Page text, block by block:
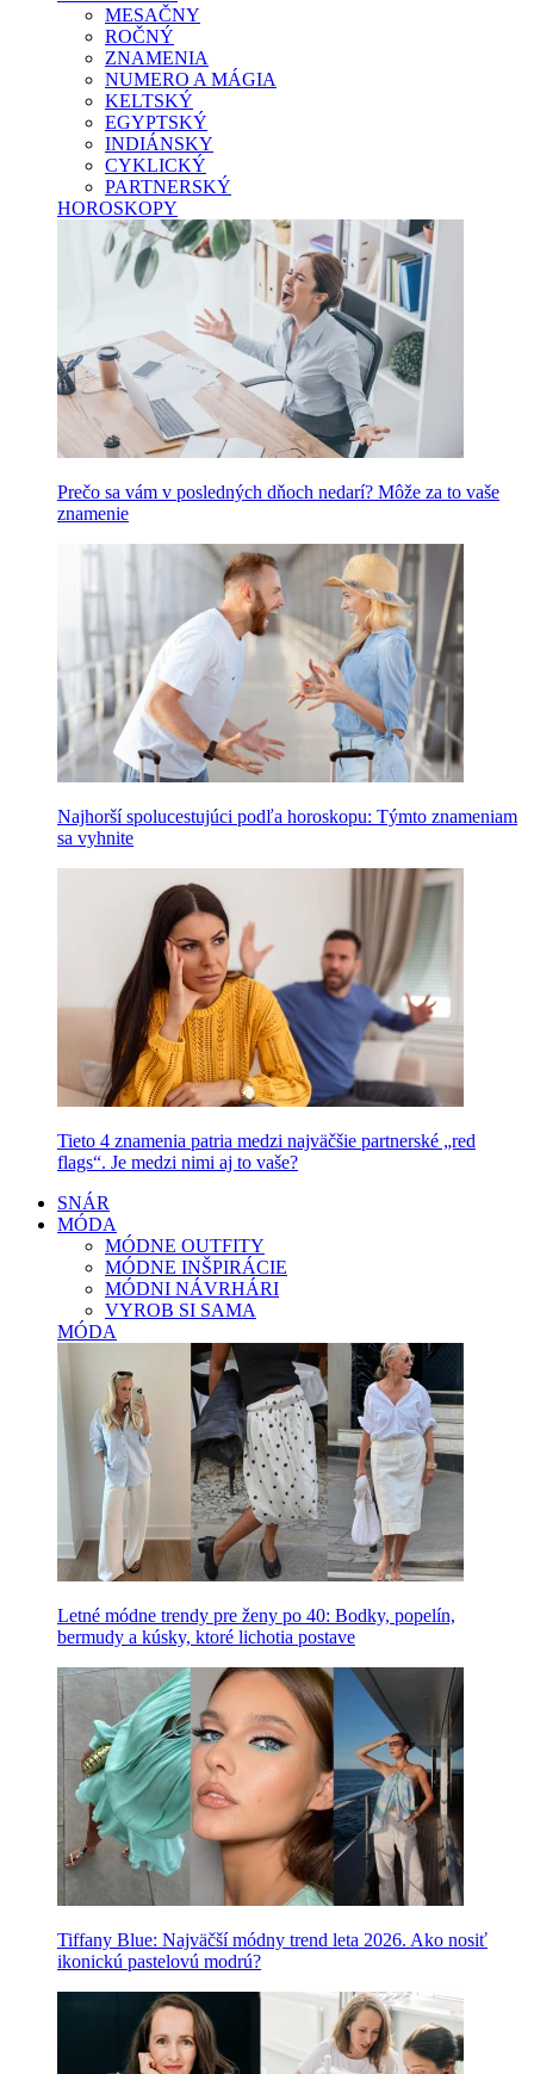
MESAČNY
ROČNÝ
ZNAMENIA
NUMERO A MÁGIA
KELTSKÝ
EGYPTSKÝ
INDIÁNSKY
CYKLICKÝ
PARTNERSKÝ
HOROSKOPY
Prečo sa vám v posledných dňoch nedarí? Môže za to vaše
znamenie
Najhorší spolucestujúci podľa horoskopu: Týmto znameniam
sa vyhnite
Tieto 4 znamenia patria medzi najväčšie partnerské „red
flags“. Je medzi nimi aj to vaše?
SNÁR
MÓDA
MÓDNE OUTFITY
MÓDNE INŠPIRÁCIE
MÓDNI NÁVRHÁRI
VYROB SI SAMA
MÓDA
Letné módne trendy pre ženy po 40: Bodky, popelín,
bermudy a kúsky, ktoré lichotia postave
Tiffany Blue: Najväčší módny trend leta 2026. Ako nosiť
ikonickú pastelovú modrú?